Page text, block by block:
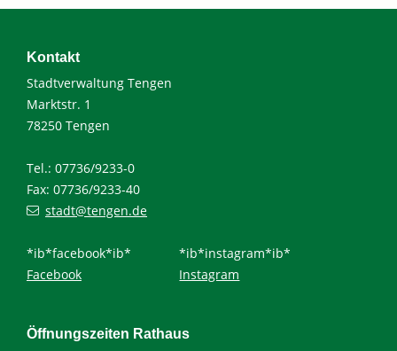
Kontakt
Stadtverwaltung Tengen
Marktstr. 1
78250 Tengen
Tel.: 07736/9233-0
Fax: 07736/9233-40
stadt@tengen.de
*ib*facebook*ib*
Facebook
*ib*instagram*ib*
Instagram
Öffnungszeiten Rathaus